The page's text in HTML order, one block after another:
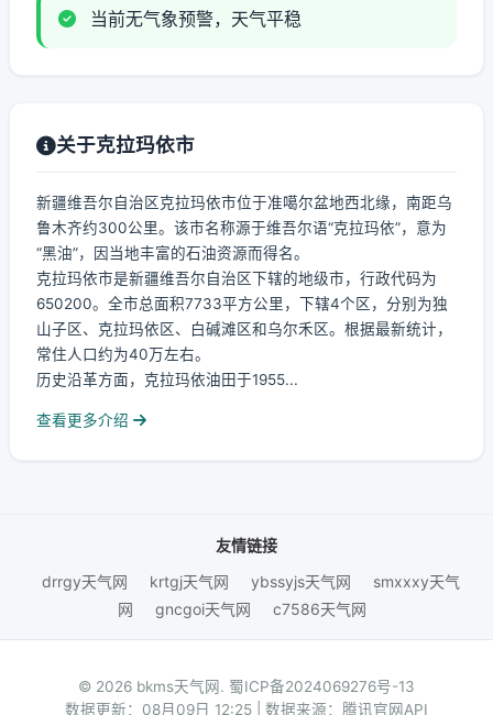
当前无气象预警，天气平稳
关于克拉玛依市
新疆维吾尔自治区克拉玛依市位于准噶尔盆地西北缘，南距乌
鲁木齐约300公里。该市名称源于维吾尔语“克拉玛依”，意为
“黑油”，因当地丰富的石油资源而得名。
克拉玛依市是新疆维吾尔自治区下辖的地级市，行政代码为
650200。全市总面积7733平方公里，下辖4个区，分别为独
山子区、克拉玛依区、白碱滩区和乌尔禾区。根据最新统计，
常住人口约为40万左右。
历史沿革方面，克拉玛依油田于1955...
查看更多介绍
友情链接
drrgy天气网
krtgj天气网 ybssyjs天气网
smxxxy天气
网
gncgoi天气网 c7586天气网
© 2026 bkms天气网. 蜀ICP备2024069276号-13
数据更新：08月09日 12:25 | 数据来源：腾讯官网API